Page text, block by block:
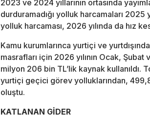
2023 ve 2024 yıllarının ortasında
durduramadığı yolluk harcamaları
yolluk harcaması, 2026 yılında da hız
Kamu kurumlarınca yurtiçi ve
masrafları için 2026 yılının Ocak,
milyon 206 bin TL’lik kaynak kullanıldı.
yurtiçi geçici görev yolluklarından,
oluştu.
KATLANAN GİDER